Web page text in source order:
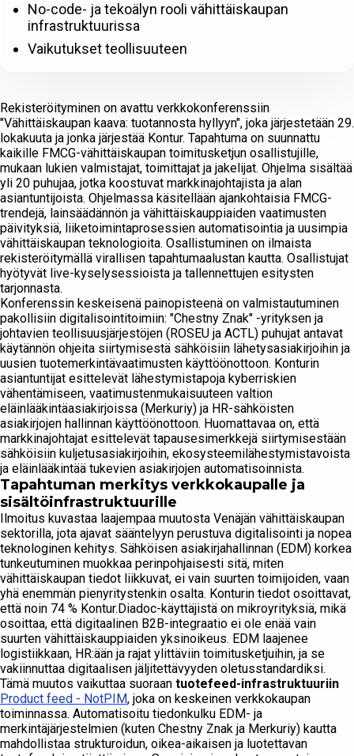
Rekisteröityminen on avattu verkkokonferenssiin
"Vähittäiskaupan kaava: tuotannosta hyllyyn", joka järjestetään 29.
lokakuuta ja jonka järjestää Kontur. Tapahtuma on suunnattu
kaikille FMCG-vähittäiskaupan toimitusketjun osallistujille,
mukaan lukien valmistajat, toimittajat ja jakelijat. Ohjelma sisältää
yli 20 puhujaa, jotka koostuvat markkinajohtajista ja alan
asiantuntijoista. Ohjelmassa käsitellään ajankohtaisia FMCG-
trendejä, lainsäädännön ja vähittäiskauppiaiden vaatimusten
päivityksiä, liiketoimintaprosessien automatisointia ja uusimpia
vähittäiskaupan teknologioita. Osallistuminen on ilmaista
rekisteröitymällä virallisen tapahtumaalustan kautta. Osallistujat
hyötyvät live-kyselysessioista ja tallennettujen esitysten
tarjonnasta.
Konferenssin keskeisenä painopisteenä on valmistautuminen
pakollisiin digitalisointitoimiin: "Chestny Znak" -yrityksen ja
johtavien teollisuusjärjestöjen (ROSEU ja ACTL) puhujat antavat
käytännön ohjeita siirtymisestä sähköisiin lähetysasiakirjoihin ja
uusien tuotemerkintävaatimusten käyttöönottoon. Konturin
asiantuntijat esittelevät lähestymistapoja kyberriskien
vähentämiseen, vaatimustenmukaisuuteen valtion
eläinlääkintäasiakirjoissa (Merkuriy) ja HR-sähköisten
asiakirjojen hallinnan käyttöönottoon. Huomattavaa on, että
markkinajohtajat esittelevät tapausesimerkkejä siirtymisestään
sähköisiin kuljetusasiakirjoihin, ekosysteemilähestymistavoista
ja eläinlääkintää tukevien asiakirjojen automatisoinnista.
Tapahtuman merkitys verkkokaupalle ja
sisältöinfrastruktuurille
Ilmoitus kuvastaa laajempaa muutosta Venäjän vähittäiskaupan
sektorilla, jota ajavat sääntelyyn perustuva digitalisointi ja nopea
teknologinen kehitys. Sähköisen asiakirjahallinnan (EDM) korkea
tunkeutuminen muokkaa perinpohjaisesti sitä, miten
vähittäiskaupan tiedot liikkuvat, ei vain suurten toimijoiden, vaan
yhä enemmän pienyritystenkin osalta. Konturin tiedot osoittavat,
että noin 74 % Kontur.Diadoc-käyttäjistä on mikroyrityksiä, mikä
osoittaa, että digitaalinen B2B-integraatio ei ole enää vain
suurten vähittäiskauppiaiden yksinoikeus. EDM laajenee
logistiikkaan, HR:ään ja rajat ylittäviin toimitusketjuihin, ja se
vakiinnuttaa digitaalisen jäljitettävyyden oletusstandardiksi.
Tämä muutos vaikuttaa suoraan tuotefeed-infrastruktuuriin
Product feed - NotPIM, joka on keskeinen verkkokaupan
toiminnassa. Automatisoitu tiedonkulku EDM- ja
merkintäjärjestelmien (kuten Chestny Znak ja Merkuriy) kautta
mahdollistaa strukturoidun, oikea-aikaisen ja luotettavan
No-code- ja tekoälyn rooli vähittäiskaupan
infrastruktuurissa
Vaikutukset teollisuuteen